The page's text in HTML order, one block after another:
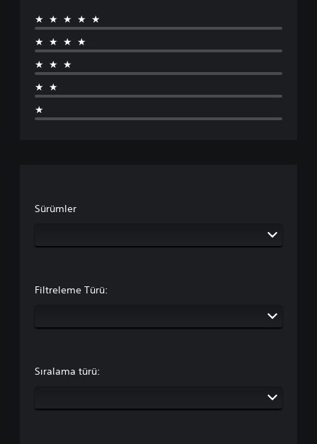
★★★★★
★★★★
★★★
★★
★
Sürümler
Filtreleme Türü:
Sıralama türü: